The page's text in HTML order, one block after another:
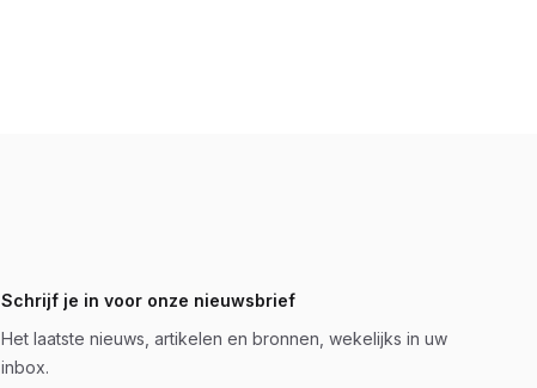
Schrijf je in voor onze nieuwsbrief
Het laatste nieuws, artikelen en bronnen, wekelijks in uw
inbox.